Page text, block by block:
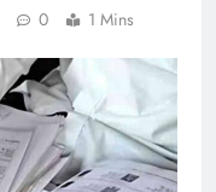
0 1 Mins